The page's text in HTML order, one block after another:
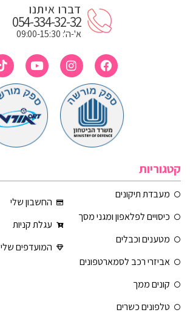
דברו איתנו
054-334-32-32
א'-ה': 09:00-15:30
קטגוריות
מעבדת תיקונים
כיסויים לפלאפון ומגני מסך
מטענים וכבלים
אביזרי רכב לסמארטפונים
קונים ממך
טלפונים כשרים
החשבון שלי
עגלת קניות
המועדפים שלי